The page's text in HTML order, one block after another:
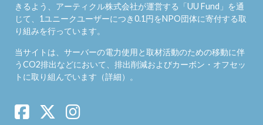
きるよう、アーティクル株式会社が運営する「UU Fund 」を通
じて、1ユニークユーザーにつき0.1円をNPO団体に寄付する取
り組みを行っています。
当サイトは、サーバーの電力使用と取材活動のための移動に伴
うCO2排出などにおいて、排出削減およびカーボン・オフセッ
トに取り組んでいます（詳細）。